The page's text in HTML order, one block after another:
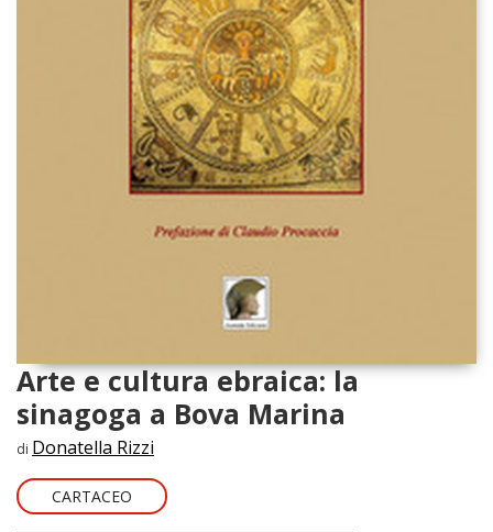
Arte e cultura ebraica: la
sinagoga a Bova Marina
di Donatella Rizzi
CARTACEO